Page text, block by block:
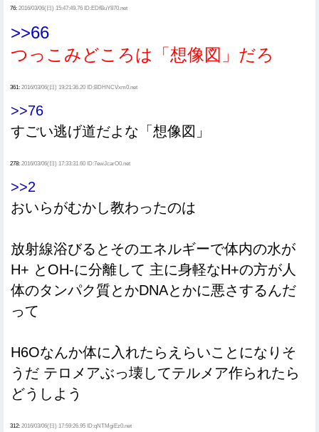
76: 2016/03/06(日) 15:47:49.76 ID:EDfBuY870.net
>>66
つっこみどころは「想像図」だろ
361: 2016/03/06(日) 19:21:36.20 ID:BDHNCVxm0.net
>>76
すごい逃げ道だよな「想像図」
278: 2016/03/06(日) 17:33:31.60 ID:7ewJcarO0.net
>>2
おいらがむかし教わったのは
放射線浴びるとそのエネルギーで体内の水が
H+ とOH-に分離して 主に身軽なH+の方が人
体のタンパク質とかDNAとかに悪さするんだ
って
H6Oなんか体に入れたらえらいことになりそ
うだ テロメアぶっ壊してテルメア作られたら
どうしよう
312: 2016/03/06(日) 17:59:26.95 ID:qNTMgiEz0.net